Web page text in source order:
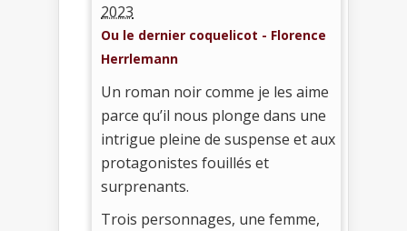
2023
Ou le dernier coquelicot - Florence
Herrlemann
Un roman noir comme je les aime
parce qu’il nous plonge dans une
intrigue pleine de suspense et aux
protagonistes fouillés et
surprenants.
Trois personnages, une femme,